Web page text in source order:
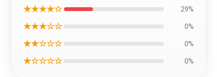
★★★★☆ 29%
★★★☆☆ 0%
★★☆☆☆ 0%
★☆☆☆☆ 0%